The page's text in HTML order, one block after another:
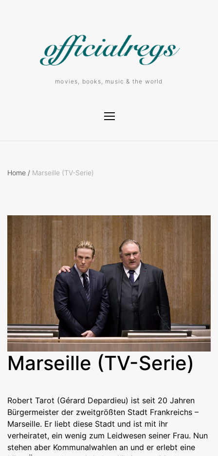
movies, books, music & the world
Home / Marseille (TV-Serie)
Marseille (TV-Serie)
Robert Tarot (Gérard Depardieu) ist seit 20 Jahren
Bürgermeister der zweitgrößten Stadt Frankreichs –
Marseille. Er liebt diese Stadt und ist mit ihr
verheiratet, ein wenig zum Leidwesen seiner Frau. Nun
stehen aber Kommunalwahlen an und er erlebt eine